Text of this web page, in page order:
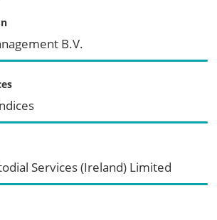
B.V.
Services (Ireland) Limited